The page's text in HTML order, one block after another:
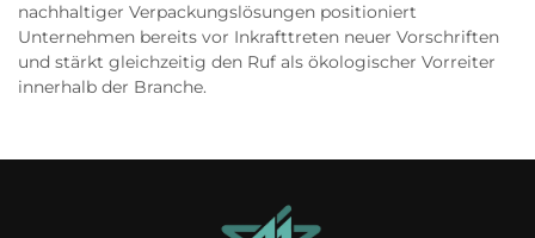
nachhaltiger Verpackungslösungen positioniert
Unternehmen bereits vor Inkrafttreten neuer Vorschriften
und stärkt gleichzeitig den Ruf als ökologischer Vorreiter
innerhalb der Branche.